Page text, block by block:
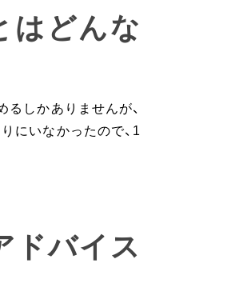
はどんな
しかありませんが、
にいなかったので、1
ドバイス